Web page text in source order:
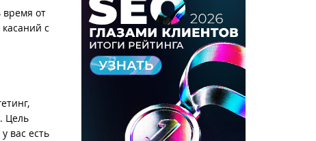
время от
с
Цель
вас есть